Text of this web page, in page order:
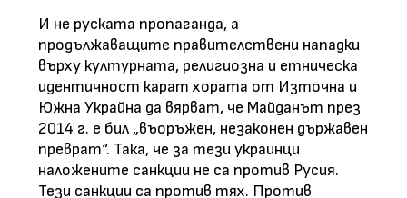
И не руската пропаганда, а
продължаващите правителствени нападки
върху културната, религиозна и етническа
идентичност карат хората от Източна и
Южна Украйна да вярват, че Майданът през
2014 г. е бил „въоръжен, незаконен държавен
преврат“. Така, че за тези украинци
наложените санкции не са против Русия.
Тези санкции са против тях. Против